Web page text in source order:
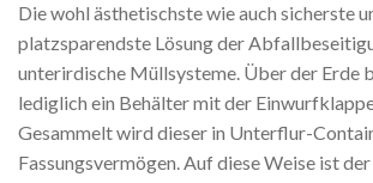
Die wohl ästhetischste wie auch sicherste
platzsparendste Lösung der
unterirdische Müllsysteme. Über der Erde
lediglich ein Behälter mit der
Gesammelt wird dieser in Unterflur-
Fassungsvermögen. Auf diese Weise ist